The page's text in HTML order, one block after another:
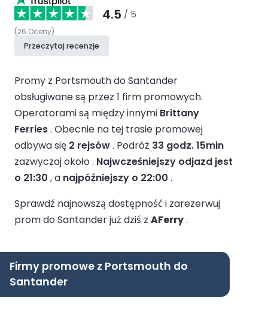
4.5 / 5
(26 Oceny)
Przeczytaj recenzje
Promy z Portsmouth do Santander
obsługiwane są przez 1 firm promowych.
Operatorami są między innymi Brittany
Ferries. Obecnie na tej trasie promowej
odbywa się 2 rejsów. Podróż 33 godz. 15min
zazwyczaj około . Najwcześniejszy odjazd jest
o 21:30 , a najpóźniejszy o 22:00 .
Sprawdź najnowszą dostępność i zarezerwuj
prom do Santander już dziś z AFerry.
Firmy promowe z Portsmouth do
Santander